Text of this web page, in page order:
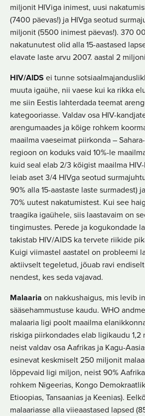
miljonit HIViga inimest, uusi
(7400 päevas!) ja HIVga seotud
miljonit (5500 inimest päevas!). 370
nakatunutest olid alla 15-aastased
elavate laste arvu 2007. aastal 2
HIV/AIDS ei tunne
muuta igaühe, nii vaese kui ka rikka
me siin Eestis lahterdada teemat
kategooriasse. Valdav osa HIV-
arengumaades ja kõige rohkem
maailma vaeseimat piirkonda –
regioon on koduks vaid 10%-le
kuid seal elab 2/3 kõigist maailma
leiab aset 3/4 HIVga seotud
90% alla 15-aastaste laste surmadest)
70% uutest nakatumistest. Kui see
traagika igaühele, siis laastavaim on
tingimustes. Perede ja kogukondade
takistab HIV/AIDS ka tervete riikide
Kuigi viimastel aastatel on probleemi
aktiivselt tegeletud, jõuab ravi
nendest, kes seda vajavad.
Malaaria on nakkushaigus, mis levib
sääsehammustuse kaudu. WHO
malaaria ligi poolt maailma
riskiga piirkondades elab ligikaudu 1,2
neist valdav osa Aafrikas ja Kagu-
esinevat keskmiselt 250 miljonit
lõppevaid ligi miljon, neist 90%
rohkem Nigeerias, Kongo
Etioopias, Tansaanias ja Keenias).
malaariasse alla viieaastased lapsed